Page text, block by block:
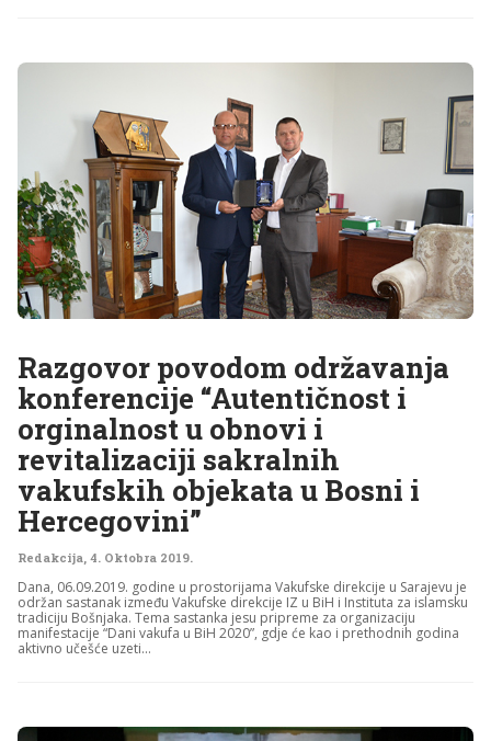
Razgovor povodom održavanja
konferencije “Autentičnost i
orginalnost u obnovi i
revitalizaciji sakralnih
vakufskih objekata u Bosni i
Hercegovini”
Redakcija, 4. Oktobra 2019.
Dana, 06.09.2019. godine u prostorijama Vakufske direkcije u Sarajevu je
održan sastanak između Vakufske direkcije IZ u BiH i Instituta za islamsku
tradiciju Bošnjaka. Tema sastanka jesu pripreme za organizaciju
manifestacije “Dani vakufa u BiH 2020”, gdje će kao i prethodnih godina
aktivno učešće uzeti...